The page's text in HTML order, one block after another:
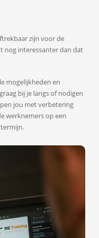
zijn voor de
nog interessanter dan dat
mogelijkheden en
bij je langs of nodigen
jou met verbetering
werknemers op een